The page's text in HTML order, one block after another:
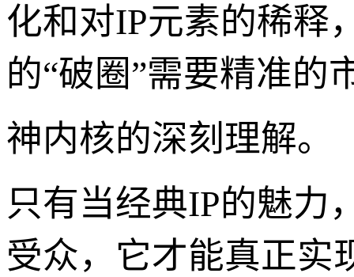
化和对IP元素的稀释
的“破圈”需要精准的
神内核的深刻理解。
只有当经典IP的魅力
受众，它才能真正实